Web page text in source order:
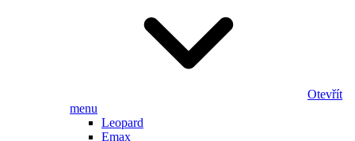
Otevřít
menu
Leopard
Emax